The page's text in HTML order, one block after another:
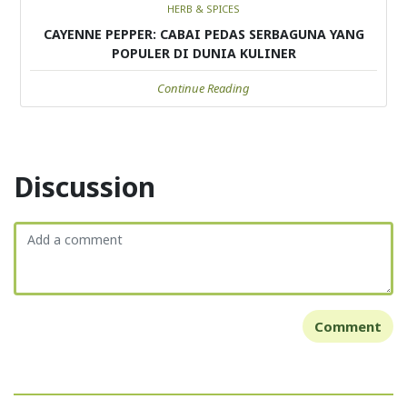
HERB & SPICES
CAYENNE PEPPER: CABAI PEDAS SERBAGUNA YANG
POPULER DI DUNIA KULINER
Continue Reading
Discussion
Comment